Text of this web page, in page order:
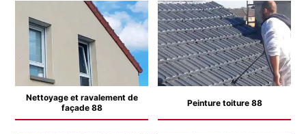
Nettoyage et ravalement de
façade 88
Peinture toiture 88